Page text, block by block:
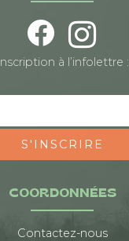
COORDONNÉES
Contactez-nous
Inscription à l’infolettre :
S'INSCRIRE